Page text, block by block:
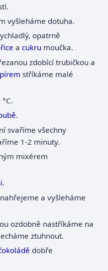
vyšleháme dotuha.
opatrně
acukru moučka.
zdobící trubičkou a
stříkáme malé
.
svaříme všechny
1-2 minuty.
mixérem
.
a vyšleháme
ozdobně nastříkáme na
ztuhnout.
dobře